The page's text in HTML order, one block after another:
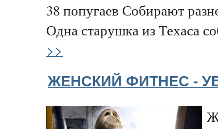
38 попугаев Собирают
Одна старушка из Техаса
>>
ЖЕНСКИЙ ФИТНЕС -